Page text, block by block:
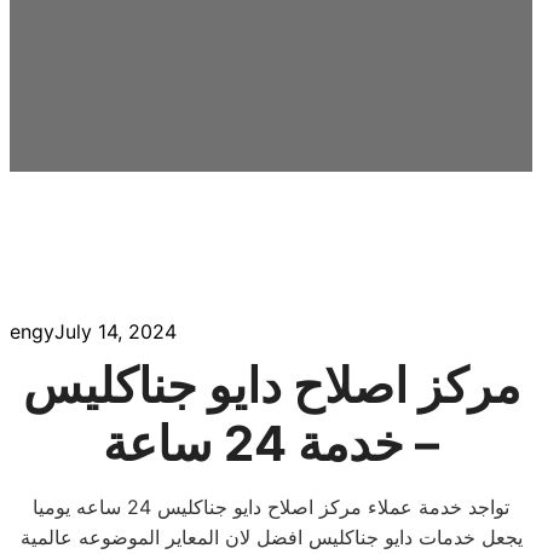
engyJuly 14, 2024
مركز اصلاح دايو جناكليس
– خدمة 24 ساعة
تواجد خدمة عملاء مركز اصلاح دايو جناكليس 24 ساعه يوميا
يجعل خدمات دايو جناكليس افضل لان المعاير الموضوعه عالمية